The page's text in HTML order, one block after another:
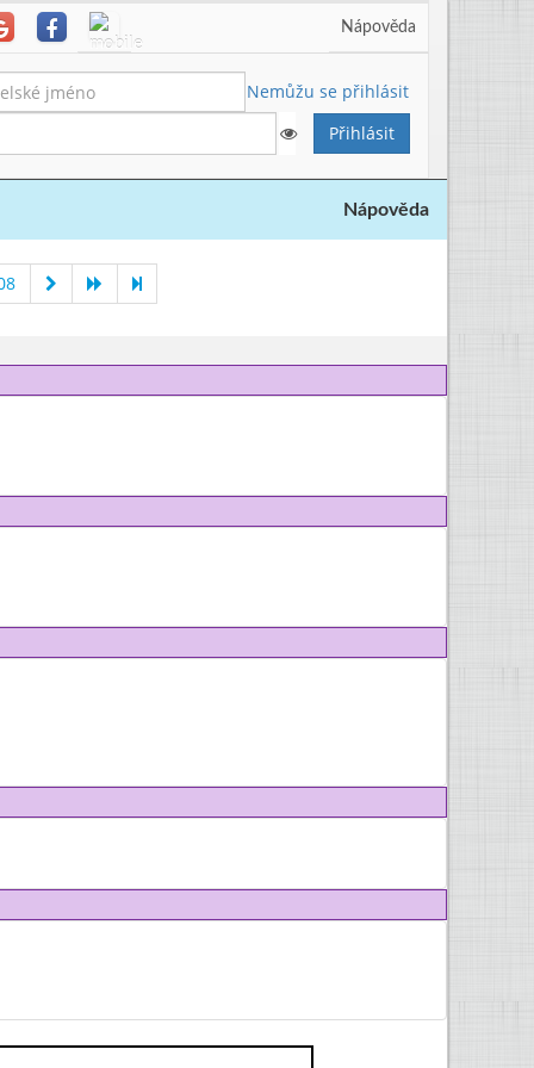
Nápověda
Nemůžu se přihlásit
Nápověda